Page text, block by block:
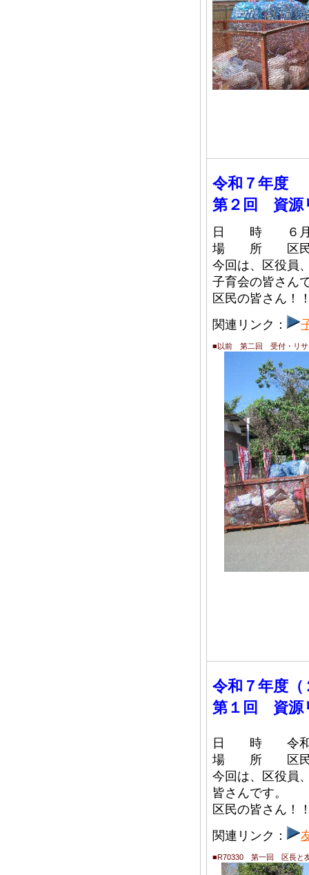
令和７年度
第２回 資源
日 時 ６月１
場 所 区民
今回は、区役員
子育会の皆さん
区民の皆さん！
関連リンク：
■以前 第二回 受付・リサ
令和７年度
第１回 資源
日 時 令和７
場 所 区民
今回は、区役員
皆さんです。
区民の皆さん！
関連リンク：
■R70330 第一回 区長と友